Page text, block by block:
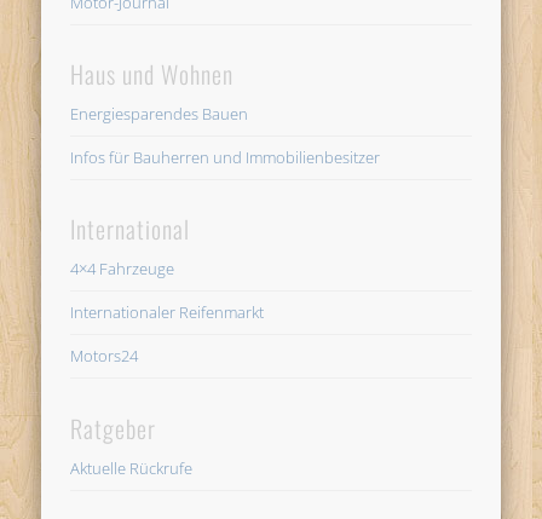
Haus und Wohnen
Energiesparendes Bauen
Infos für Bauherren und Immobilienbesitzer
International
4×4 Fahrzeuge
Internationaler Reifenmarkt
Motors24
Ratgeber
Aktuelle Rückrufe